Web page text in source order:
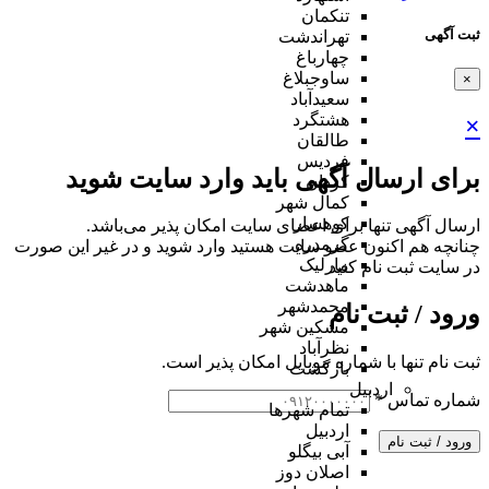
ثبت آگهی
×
×
برای ارسال آگهی باید وارد سایت شوید
ارسال آگهی تنها برای اعضای سایت امکان پذیر می‌باشد.
چنانچه هم‌ اکنون عضو سایت هستید وارد شوید و در غیر این صورت
در سایت ثبت نام کنید
ورود / ثبت نام
ثبت نام تنها با شماره موبایل امکان پذیر است.
شماره تماس*
ورود / ثبت نام
تنکمان
تهراندشت
چهارباغ
ساوجبلاغ
سعیدآباد
هشتگرد
طالقان
فردیس
کردان
کمال شهر
کوهسار
گرمدره
مارلیک
ماهدشت
محمدشهر
مشکین شهر
نظرآباد
بازگشت
اردبیل
تمام شهر‌ها
اردبیل
آبی بیگلو
اصلان دوز